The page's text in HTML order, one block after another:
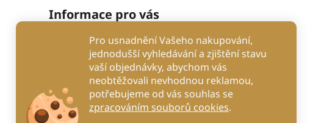
Pro usnadnění Vašeho nakupování,
jednodušší vyhledávání a zjištění stavu
vaší objednávky, abychom vás
neobtěžovali nevhodnou reklamou,
potřebujeme od vás souhlas se
zpracováním souborů cookies.
Informace pro vás
Proč se spolehnout na nás?
Obchodní podmínky
Podmínky ochrany osobních údajů
Proč to děláme?
Kontakty